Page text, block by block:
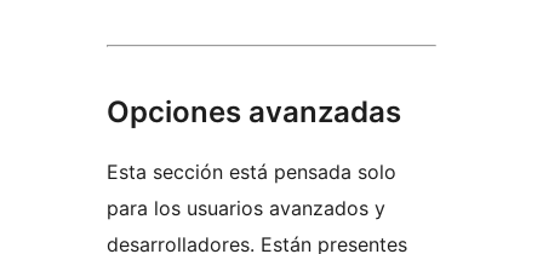
Opciones avanzadas
Esta sección está pensada solo
para los usuarios avanzados y
desarrolladores. Están presentes